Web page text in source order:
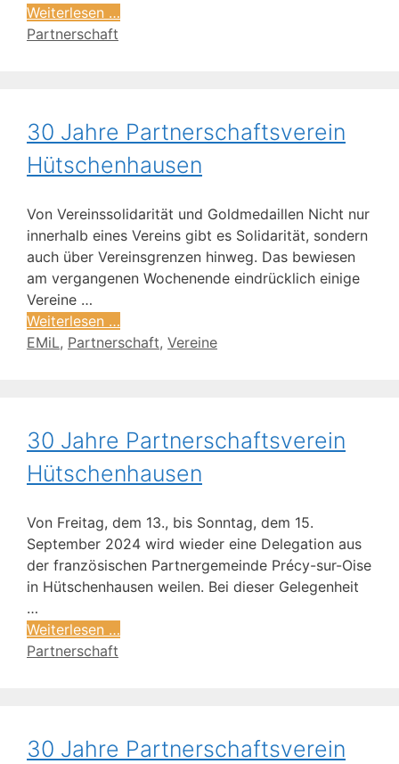
Weiterlesen …
Partnerschaft
30 Jahre Partnerschaftsverein
Hütschenhausen
Von Vereinssolidarität und Goldmedaillen Nicht nur
innerhalb eines Vereins gibt es Solidarität, sondern
auch über Vereinsgrenzen hinweg. Das bewiesen
am vergangenen Wochenende eindrücklich einige
Vereine …
Weiterlesen …
EMiL, Partnerschaft, Vereine
30 Jahre Partnerschaftsverein
Hütschenhausen
Von Freitag, dem 13., bis Sonntag, dem 15.
September 2024 wird wieder eine Delegation aus
der französischen Partnergemeinde Précy-sur-Oise
in Hütschenhausen weilen. Bei dieser Gelegenheit
…
Weiterlesen …
Partnerschaft
30 Jahre Partnerschaftsverein